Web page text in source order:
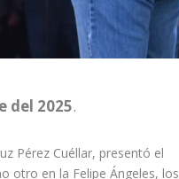
del 2025.
Pérez Cuéllar, presentó el
otro en la Felipe Ángeles, los